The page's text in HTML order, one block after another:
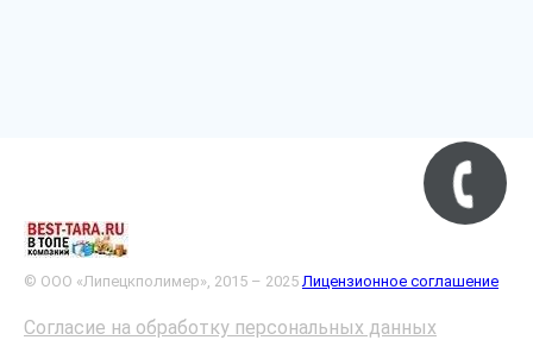
© ООО «Липецкполимер», 2015 – 2025 Лицензионное соглашение
Согласие на обработку персональных данных